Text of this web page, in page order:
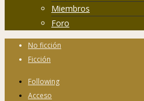
Miembros
Foro
No ficción
Ficción
Following
Acceso